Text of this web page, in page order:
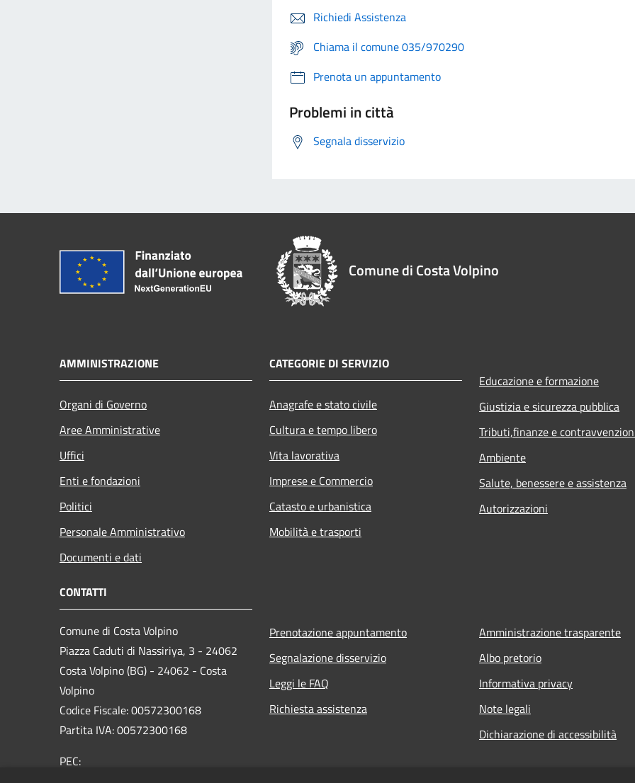
Richiedi Assistenza
Chiama il comune 035/970290
Prenota un appuntamento
Problemi in città
Segnala disservizio
Comune di Costa Volpino
AMMINISTRAZIONE
Organi di Governo
Aree Amministrative
Uffici
Enti e fondazioni
Politici
Personale Amministrativo
Documenti e dati
CATEGORIE DI SERVIZIO
Anagrafe e stato civile
Cultura e tempo libero
Vita lavorativa
Imprese e Commercio
Catasto e urbanistica
Mobilità e trasporti
Educazione e formazione
Giustizia e sicurezza pubblica
Tributi,finanze e
Ambiente
Salute, benessere e assistenza
Autorizzazioni
CONTATTI
Comune di Costa Volpino
Piazza Caduti di Nassiriya, 3 - 24062
Costa Volpino (BG) - 24062 - Costa
Volpino
Codice Fiscale: 00572300168
Partita IVA: 00572300168
PEC:
Prenotazione appuntamento
Segnalazione disservizio
Leggi le FAQ
Richiesta assistenza
Amministrazione trasparente
Albo pretorio
Informativa privacy
Note legali
Dichiarazione di accessibilità